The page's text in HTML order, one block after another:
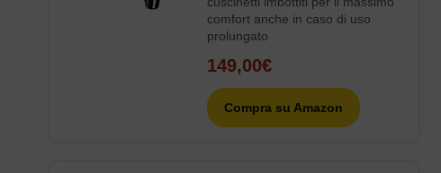
comfort anche in caso di uso
prolungato
149,00€
Compra su Amazon